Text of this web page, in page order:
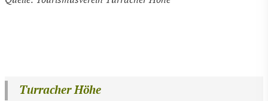
Turracher Höhe